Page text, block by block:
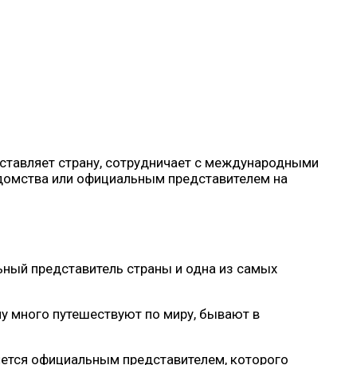
страну, сотрудничает с международными
или официальным представителем на
представитель страны и одна из самых
много путешествуют по миру, бывают в
официальным представителем, которого